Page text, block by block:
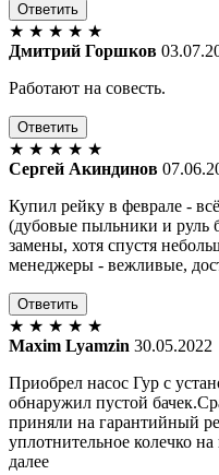
Ответить
★ ★ ★ ★ ★
Дмитрий Горшков
Работают на совесть.
Ответить
★ ★ ★ ★ ★
Сергей Акиндинов
Купил рейку в феврале -
(дубовые пыльники и руль
замены, хотя спустя
менеджеры - вежливые,
Ответить
★ ★ ★ ★ ★
Maxim Lyamzin 30.05.2022
Приобрел насос Гур с
обнаружил пустой
приняли на гарантийный
уплотнительное колечко
далее